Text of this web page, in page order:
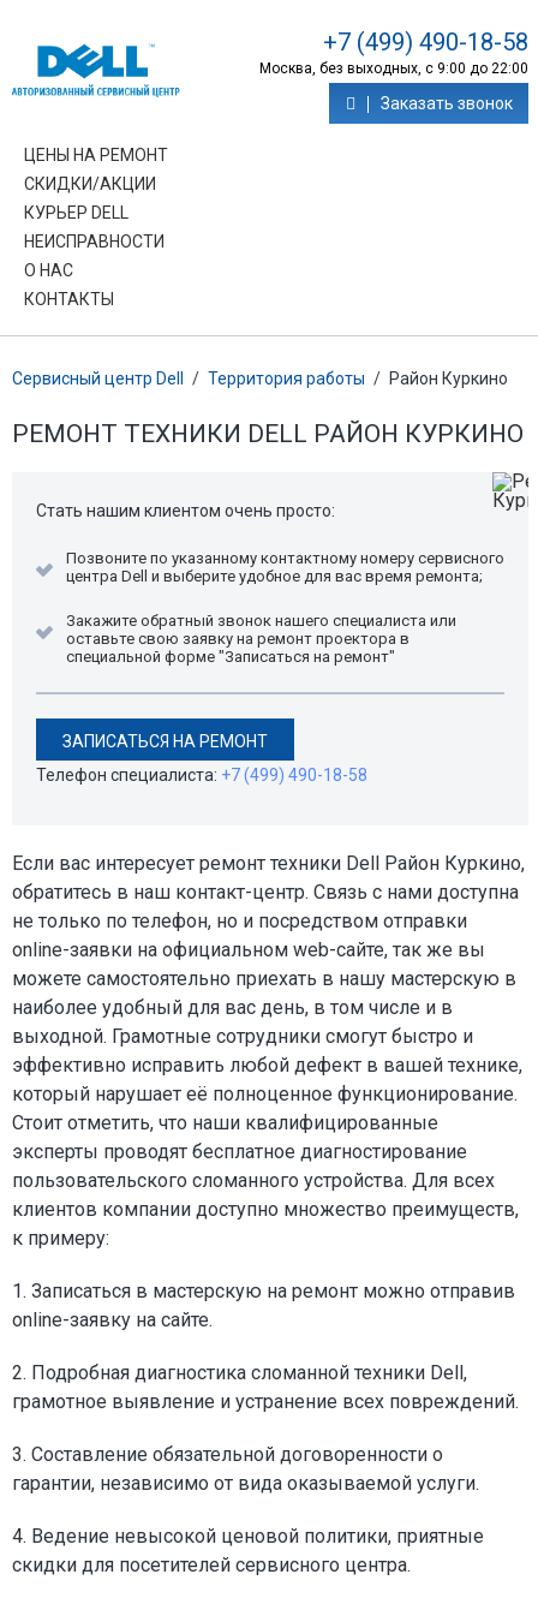
+7 (499) 490-18-58
Москва, без выходных, с 9:00 до 22:00
Заказать звонок
ЦЕНЫ НА РЕМОНТ
СКИДКИ/АКЦИИ
КУРЬЕР DELL
НЕИСПРАВНОСТИ
О НАС
КОНТАКТЫ
Сервисный центр Dell / Территория работы / Район Куркино
РЕМОНТ ТЕХНИКИ DELL РАЙОН КУРКИНО
Стать нашим клиентом очень просто:
Позвоните по указанному контактному номеру сервисного
центра Dell и выберите удобное для вас время ремонта;
Закажите обратный звонок нашего специалиста или
оставьте свою заявку на ремонт проектора в
специальной форме "Записаться на ремонт"
ЗАПИСАТЬСЯ НА РЕМОНТ
Телефон специалиста: +7 (499) 490-18-58
Если вас интересует ремонт техники Dell Район Куркино,
обратитесь в наш контакт-центр. Связь с нами доступна
не только по телефон, но и посредством отправки
online-заявки на официальном web-сайте, так же вы
можете самостоятельно приехать в нашу мастерскую в
наиболее удобный для вас день, в том числе и в
выходной. Грамотные сотрудники смогут быстро и
эффективно исправить любой дефект в вашей технике,
который нарушает её полноценное функционирование.
Стоит отметить, что наши квалифицированные
эксперты проводят бесплатное диагностирование
пользовательского сломанного устройства. Для всех
клиентов компании доступно множество преимуществ,
к примеру:
1. Записаться в мастерскую на ремонт можно отправив
online-заявку на сайте.
2. Подробная диагностика сломанной техники Dell,
грамотное выявление и устранение всех повреждений.
3. Составление обязательной договоренности о
гарантии, независимо от вида оказываемой услуги.
4. Ведение невысокой ценовой политики, приятные
скидки для посетителей сервисного центра.